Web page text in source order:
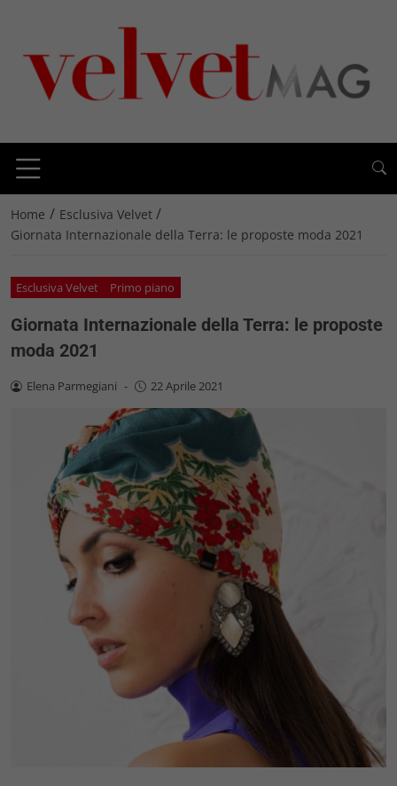
Home / Esclusiva Velvet /
Giornata Internazionale della Terra: le proposte moda 2021
Esclusiva Velvet Primo piano
Giornata Internazionale della Terra: le proposte
moda 2021
Elena Parmegiani - 22 Aprile 2021